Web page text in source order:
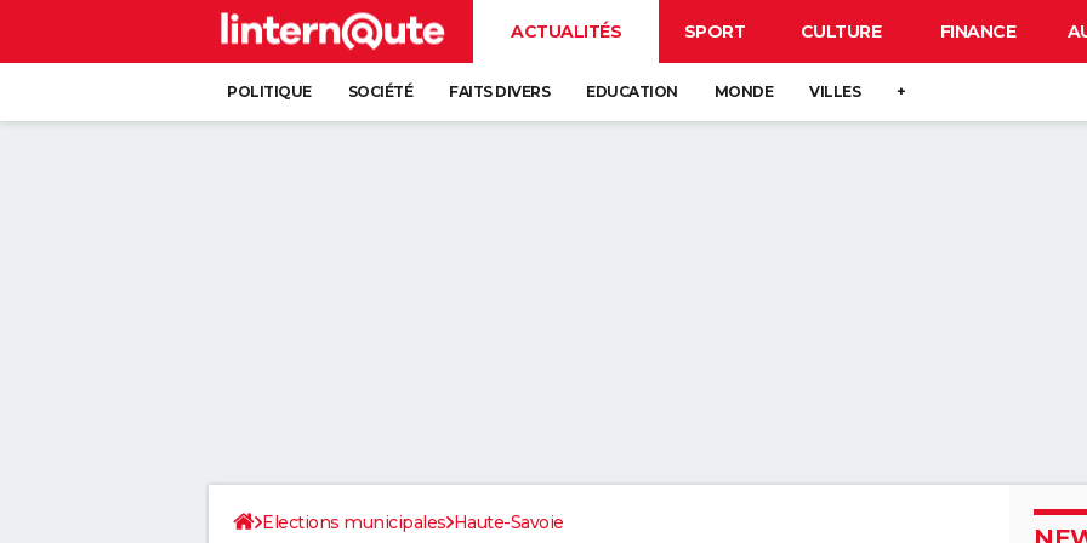
ACTUALITÉS SPORT CULTURE FINANCE
POLITIQUE SOCIÉTÉ FAITS DIVERS EDUCATION MONDE VILLES +
Elections municipales Haute-Savoie